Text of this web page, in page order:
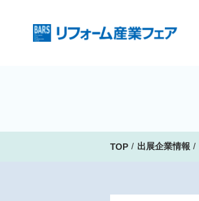
TOP 出展企業情報